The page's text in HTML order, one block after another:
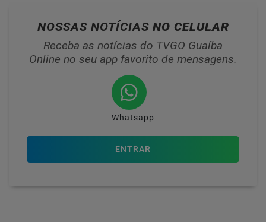
NOSSAS NOTÍCIAS NO CELULAR
Receba as notícias do TVGO Guaíba
Online no seu app favorito de mensagens.
Whatsapp
ENTRAR